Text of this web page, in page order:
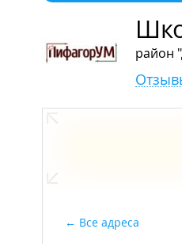
район
Все адреса